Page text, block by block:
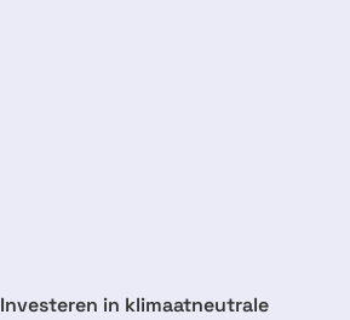
Investeren in klimaatneutrale